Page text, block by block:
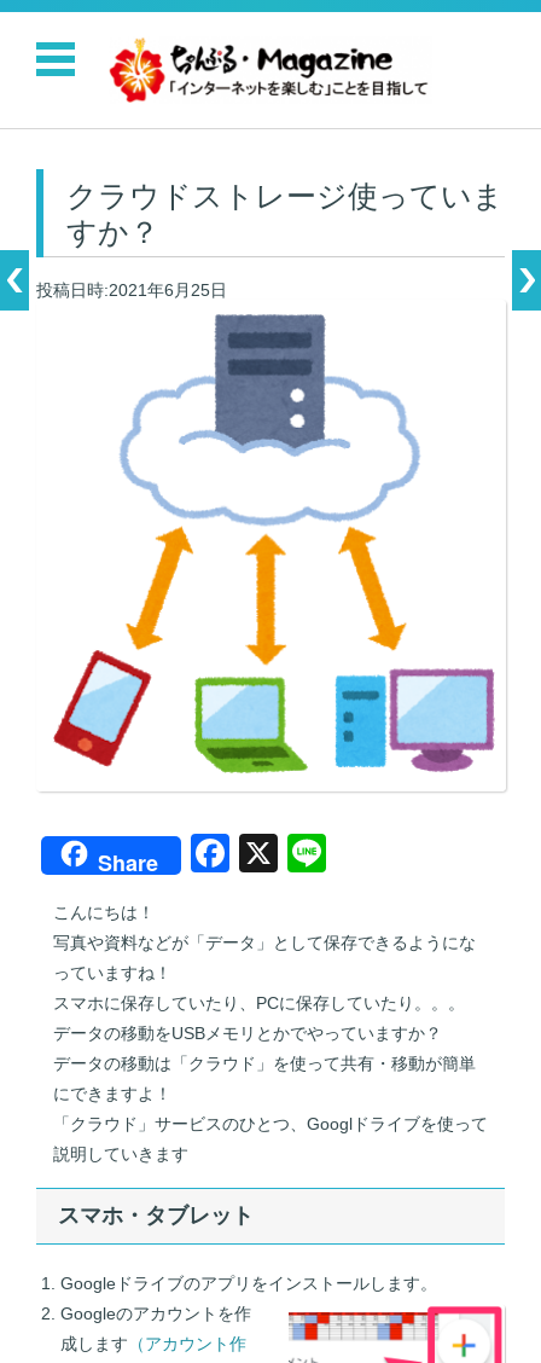
コンテンツに移動
クラウドストレージ使っていま
すか？
投稿日時:2021年6月25日
Share
F
c
b
o
o
k
X
e
こんにちは！
写真や資料などが「データ」として保存できるようにな
っていますね！
スマホに保存していたり、PCに保存していたり。。。
データの移動をUSBメモリとかでやっていますか？
データの移動は「クラウド」を使って共有・移動が簡単
にできますよ！
「クラウド」サービスのひとつ、Googlドライブを使って
説明していきます
スマホ・タブレット
Googleドライブのアプリをインストールします。
Googleのアカウントを作
成します （アカウント作